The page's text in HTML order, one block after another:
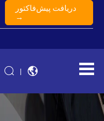
دریافت پیش‌فاکتور
→
|